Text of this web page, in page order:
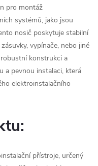
pro montáž
systémů, jako jsou
nosič poskytuje stabilní
vypínače, nebo jiné
konstrukci a
a pevnou instalaci, která
elektroinstalačního
přístroje, určený